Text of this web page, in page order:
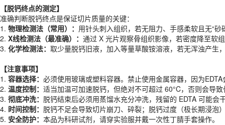
1.物理检测法（常用）：
2.X线检测法（最准确）：通过 X 光片观察骨组织影像，若密度降至软
3. 化学检测法：取少量脱钙旧液，加入等量草酸铵溶液，若无浑浊产生
【注意事项】
容器选择：
2.温度控制：
3. 彻底冲洗： 脱钙结束后必须用蒸馏水充分冲洗，残留的 EDTA 可能会
4. 时间控制： 脱钙不足会导致切片崩刀、碎裂；脱钙过度（极长期浸泡
5. 安全防护： 本品为科研试剂，请穿实验服并戴一次性丁腈手套操作。
产品规格
货期
1-2天
【脱钙终点的测定】
准确判断脱钙终点是保证切片质量的关键：
1. 物理检测法（常用）： 用针头刺入组织，若无阻力、手感柔软且无“
2. X线检测法（最准确）： 通过 X 光片观察骨组织影像，若密度降至软
3. 化学检测法： 取少量脱钙旧液，加入等量草酸铵溶液，若无浑浊产生
【注意事项】
1. 容器选择： 必须使用玻璃或塑料容器。禁止使用金属容器，因为
2. 温度控制： 适当加温可加速脱钙，但绝对不可超过 60°C，否则会导
3. 彻底冲洗： 脱钙结束后必须用蒸馏水充分冲洗，残留的 EDTA 可能
4. 时间控制： 脱钙不足会导致切片崩刀、碎裂；脱钙过度（极长期浸泡
5. 安全防护： 本品为科研试剂，请穿实验服并戴一次性丁腈手套操作。